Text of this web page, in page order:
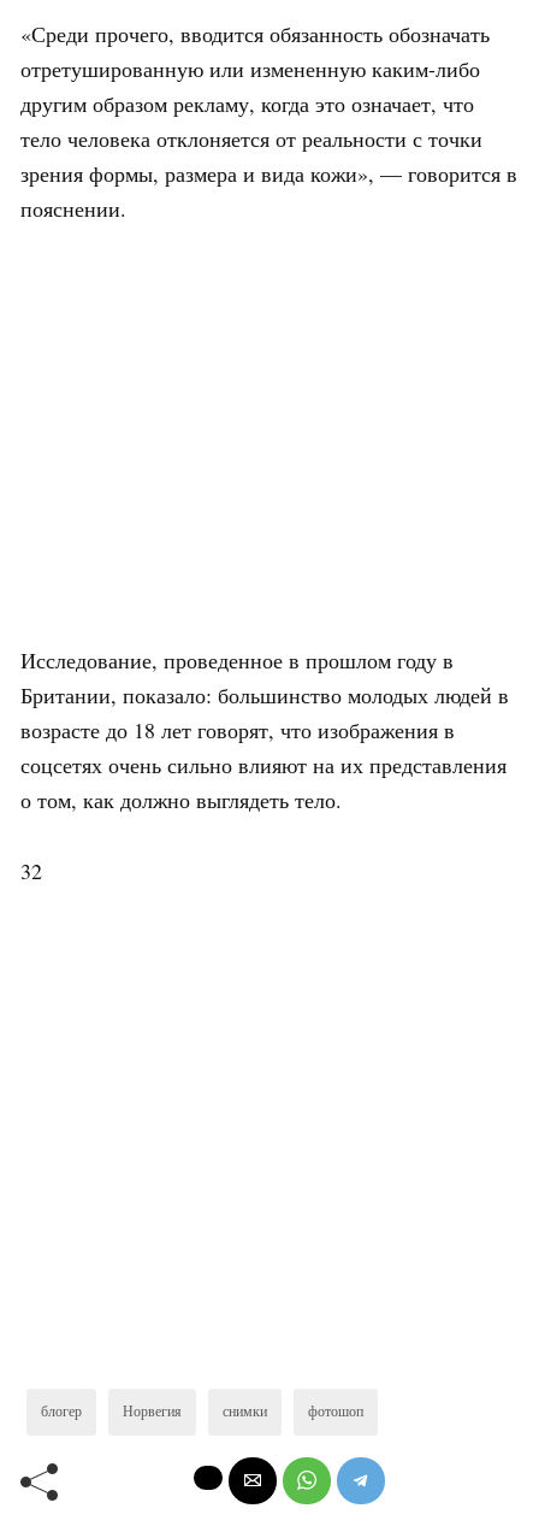
«Среди прочего, вводится обязанность обозначать
отретушированную или измененную каким-либо
другим образом рекламу, когда это означает, что
тело человека отклоняется от реальности с точки
зрения формы, размера и вида кожи», — говорится в
пояснении.
Исследование, проведенное в прошлом году в
Британии, показало: большинство молодых людей в
возрасте до 18 лет говорят, что изображения в
соцсетях очень сильно влияют на их представления
о том, как должно выглядеть тело.
32
блогер Норвегия снимки фотошоп